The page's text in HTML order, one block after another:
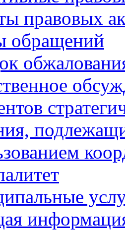
правовых
обращений